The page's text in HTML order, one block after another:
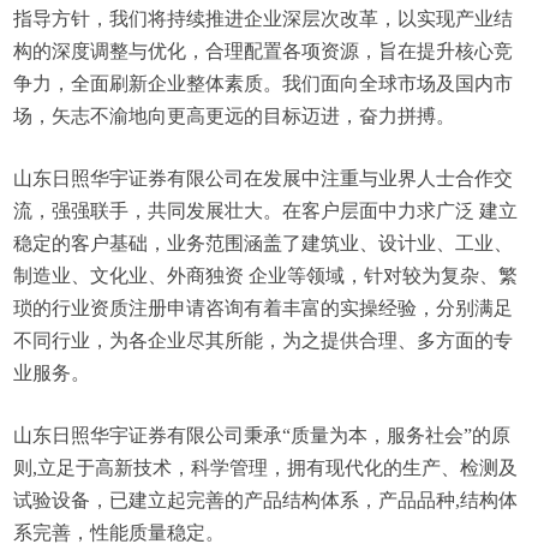
指导方针，我们将持续推进企业深层次改革，以实现产业结
构的深度调整与优化，合理配置各项资源，旨在提升核心竞
争力，全面刷新企业整体素质。我们面向全球市场及国内市
场，矢志不渝地向更高更远的目标迈进，奋力拼搏。
山东日照华宇证券有限公司在发展中注重与业界人士合作交
流，强强联手，共同发展壮大。在客户层面中力求广泛 建立
稳定的客户基础，业务范围涵盖了建筑业、设计业、工业、
制造业、文化业、外商独资 企业等领域，针对较为复杂、繁
琐的行业资质注册申请咨询有着丰富的实操经验，分别满足
不同行业，为各企业尽其所能，为之提供合理、多方面的专
业服务。
山东日照华宇证券有限公司秉承“质量为本，服务社会”的原
则,立足于高新技术，科学管理，拥有现代化的生产、检测及
试验设备，已建立起完善的产品结构体系，产品品种,结构体
系完善，性能质量稳定。